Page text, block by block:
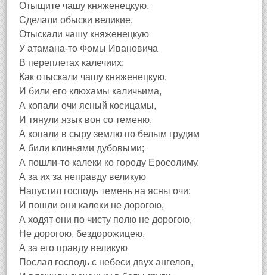
Отыщите чашу княженецкую.
Сделали обыски великие,
Отыскали чашу княженецкую
У атамана-то Фомы Ивановича
В переплетах калечиих;
Как отыскали чашу княженецкую,
И били его клюхамы каличьима,
А копали очи ясный косицамы,
И тянули язык вон со теменю,
А копали в сыру землю по белым грудям
А били клиньями дубовыми;
А пошли-то калеки ко городу Еросолиму.
А за их за неправду великую
Напустил господь темень на ясны очи:
И пошли они калеки не дорогою,
А ходят они по чисту полю не дорогою,
Не дорогою, бездорожицею.
А за его правду великую
Послал господь с небеси двух ангелов,